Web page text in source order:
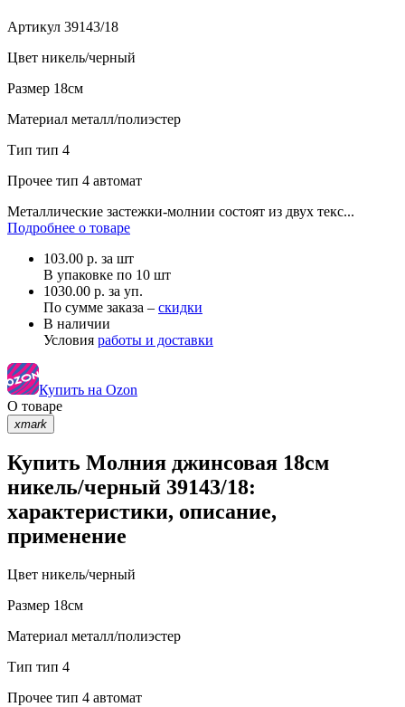
Артикул 39143/18
Цвет никель/черный
Размер 18см
Материал металл/полиэстер
Тип тип 4
Прочее тип 4 автомат
Металлические застежки-молнии состоят из двух текс...
Подробнее о товаре
103.00 р. за шт
В упаковке по 10 шт
1030.00 р. за уп.
По сумме заказа – скидки
В наличии
Условия работы и доставки
Купить на Ozon
О товаре
xmark
Купить Молния джинсовая 18см
никель/черный 39143/18:
характеристики, описание,
применение
Цвет никель/черный
Размер 18см
Материал металл/полиэстер
Тип тип 4
Прочее тип 4 автомат